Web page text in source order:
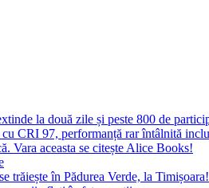
la două zile și peste 800 de
CRI 97, performanță rar întâlnită
Vara aceasta se citește Alice Books!
în Pădurea Verde, la Timișoara!